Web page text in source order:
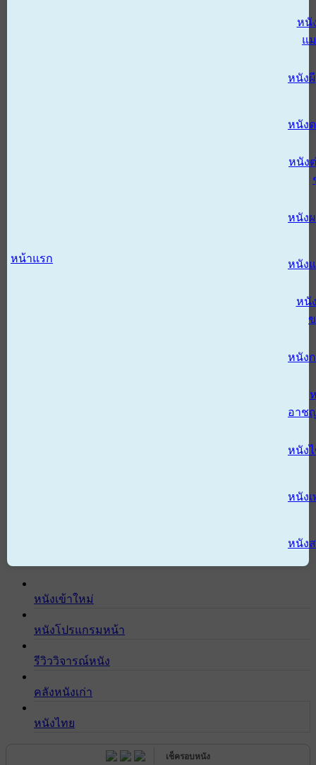
หน้าแรก
หนั
แ
หนังผี
หนัง
หนัง
หนัง
หนัง
หนั
หนัง
อาช
หนัง
หนังเ
หนัง
หนังเข้าใหม่
หนังโปรแกรมหน้า
รีวิววิจารณ์หนัง
คลังหนังเก่า
หนังไทย
เช็ครอบหนัง